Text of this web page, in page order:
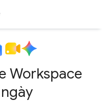
Workspace